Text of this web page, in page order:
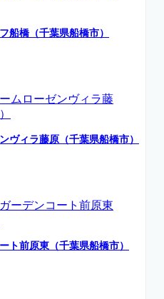
船橋（千葉県船橋市）
ヴィラ藤原（千葉県船橋市）
ト前原東（千葉県船橋市）